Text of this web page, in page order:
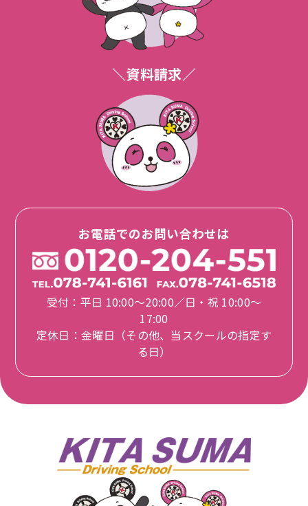
＼資料請求／
お電話でのお問い合わせは
受付：平日 10:00〜20:00／日・祝 10:00〜
17:00
定休日：金曜日（その他、当スクールの指定す
る日）